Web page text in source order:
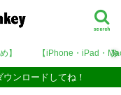
search
】 【iPhone・iPad・
ンロードしてね！